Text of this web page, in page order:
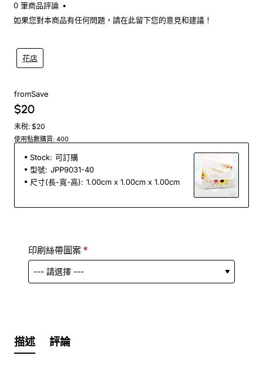
花店
0 筆商品評論 •
如果您對本商品有任何問題，請在此留下您的意見和建議！
fromSave
$20
未稅: $20
使用點數購買: 400
Stock: 可訂購
型號: JPP9031-40
尺寸(長-寬-高): 1.00cm x 1.00cm x 1.00cm
印刷絲帶圖案
描述 評論